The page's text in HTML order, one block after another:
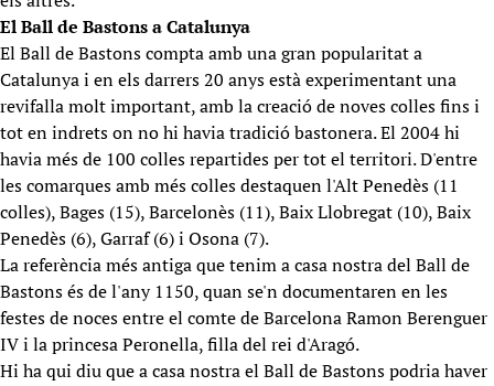
El Ball de Bastons a Catalunya
El Ball de Bastons compta amb una gran popularitat a
Catalunya i en els darrers 20 anys està experimentant una
revifalla molt important, amb la creació de noves colles fins i
tot en indrets on no hi havia tradició bastonera. El 2004 hi
havia més de 100 colles repartides per tot el territori. D'entre
les comarques amb més colles destaquen l'Alt Penedès (11
colles), Bages (15), Barcelonès (11), Baix Llobregat (10), Baix
Penedès (6), Garraf (6) i Osona (7).
La referència més antiga que tenim a casa nostra del Ball de
Bastons és de l'any 1150, quan se'n documentaren en les
festes de noces entre el comte de Barcelona Ramon Berenguer
IV i la princesa Peronella, filla del rei d'Aragó.
Hi ha qui diu que a casa nostra el Ball de Bastons podria haver